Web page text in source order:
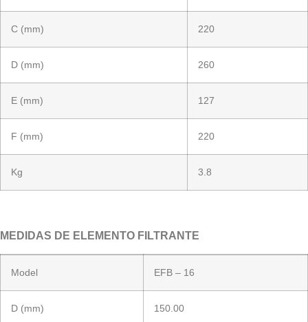
C (mm) 220
D (mm) 260
E (mm) 127
F (mm) 220
Kg 3.8
MEDIDAS DE ELEMENTO FILTRANTE
Model EFB – 16
D (mm) 150.00